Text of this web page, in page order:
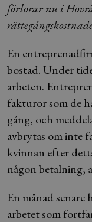
förlorar nu i
En
bostad. Under
arbeten.
fakturor som de
gång, och
avbrytas om inte
kvinnan efter
någon betalning,
En månad
arbetet som